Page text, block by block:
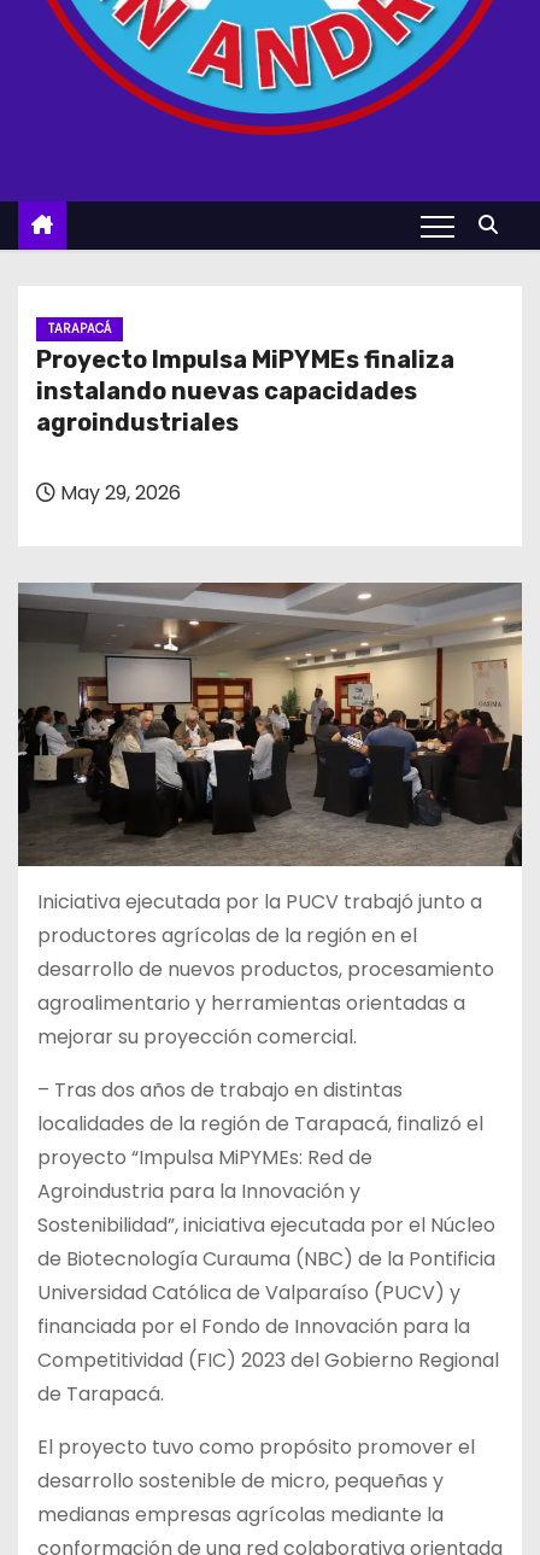
TARAPACÁ
Proyecto Impulsa MiPYMEs finaliza
instalando nuevas capacidades
agroindustriales
May 29, 2026
Iniciativa ejecutada por la PUCV trabajó junto a
productores agrícolas de la región en el
desarrollo de nuevos productos, procesamiento
agroalimentario y herramientas orientadas a
mejorar su proyección comercial.
– Tras dos años de trabajo en distintas
localidades de la región de Tarapacá, finalizó el
proyecto “Impulsa MiPYMEs: Red de
Agroindustria para la Innovación y
Sostenibilidad”, iniciativa ejecutada por el Núcleo
de Biotecnología Curauma (NBC) de la Pontificia
Universidad Católica de Valparaíso (PUCV) y
financiada por el Fondo de Innovación para la
Competitividad (FIC) 2023 del Gobierno Regional
de Tarapacá.
El proyecto tuvo como propósito promover el
desarrollo sostenible de micro, pequeñas y
medianas empresas agrícolas mediante la
conformación de una red colaborativa orientada